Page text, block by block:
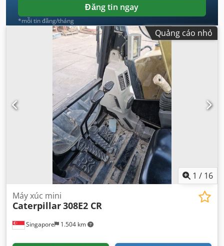
Đăng tin ngay
*mỗi tin đăng/tháng
Quảng cáo nhỏ
1 / 16
Singapore 1.504 km
Máy xúc mini
Caterpillar308E2 CR